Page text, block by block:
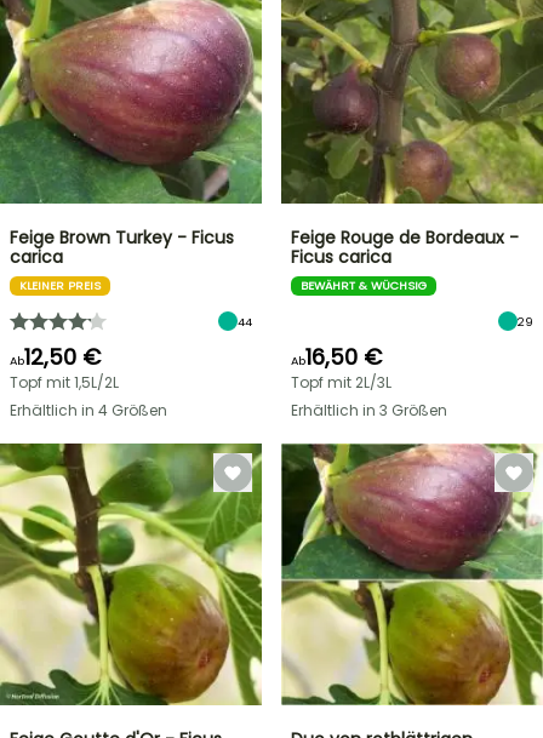
Feige Brown Turkey - Ficus
carica
KLEINER PREIS
44
Ab12,50 €
Topf mit 1,5L/2L
Erhältlich in 4 Größen
Feige Rouge de Bordeaux -
Ficus carica
BEWÄHRT & WÜCHSIG
29
Ab16,50 €
Topf mit 2L/3L
Erhältlich in 3 Größen